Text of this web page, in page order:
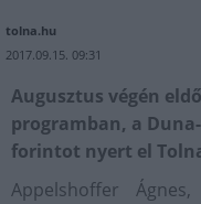
tolna.hu
2017.09.15. 09:31
Augusztus végén
programban, a
forintot nyert el
Appelshoffer